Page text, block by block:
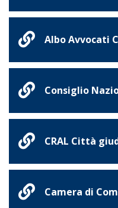
Albo Avvocati
Consiglio
CRAL Città
Camera di